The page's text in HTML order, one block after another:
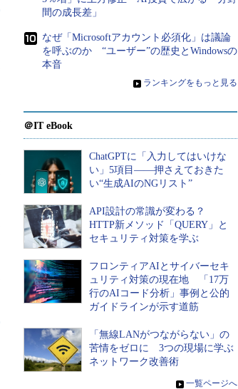
間の成長差」
なぜ「Microsoftアカウント必須化」は議論
を呼ぶのか “ユーザー”の歴史とWindowsの
本音
» ランキングをもっと見る
＠IT eBook
ChatGPTに「入力してはいけな
い」5項目――押さえておきた
い“生成AIのNGリスト”
API設計の常識が変わる？
HTTP新メソッド「QUERY」と
セキュリティ対策を学ぶ
フロンティアAIとサイバーセキ
ュリティ対策の現在地 「17万
行のAIコード分析」事例と公的
ガイドラインが示す道筋
「無線LANがつながらない」の
苦情をゼロに 3つの現場に学ぶ
ネットワーク改善術
» 一覧ページへ